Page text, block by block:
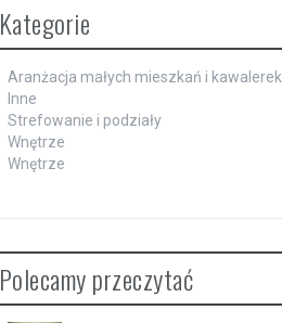
Kategorie
Aranżacja małych mieszkań i kawalerek
Inne
Strefowanie i podziały
Wnętrze
Wnętrze
Polecamy przeczytać